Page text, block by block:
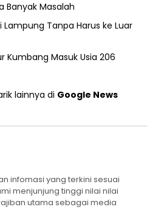
Banyak Masalah
Lampung Tanpa Harus ke Luar
Kumbang Masuk Usia 206
lainnya di Google News
infomasi yang terkini sesuai
menjunjung tinggi nilai nilai
utama sebagai media